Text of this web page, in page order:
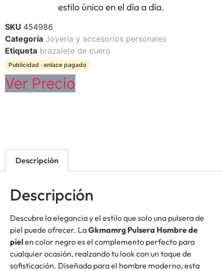
estilo único en el día a día.
SKU 454986
Categoría Joyería y accesorios personales
Etiqueta brazalete de cuero
Publicidad · enlace pagado
Ver Precio
Descripción
Descripción
Descubre la elegancia y el estilo que solo una pulsera de
piel puede ofrecer. LaGkmamrg Pulsera Hombre de
pielen color negro es el complemento perfecto para
cualquier ocasión, realzando tu look con un toque de
sofisticación. Diseñada para el hombre moderno, esta